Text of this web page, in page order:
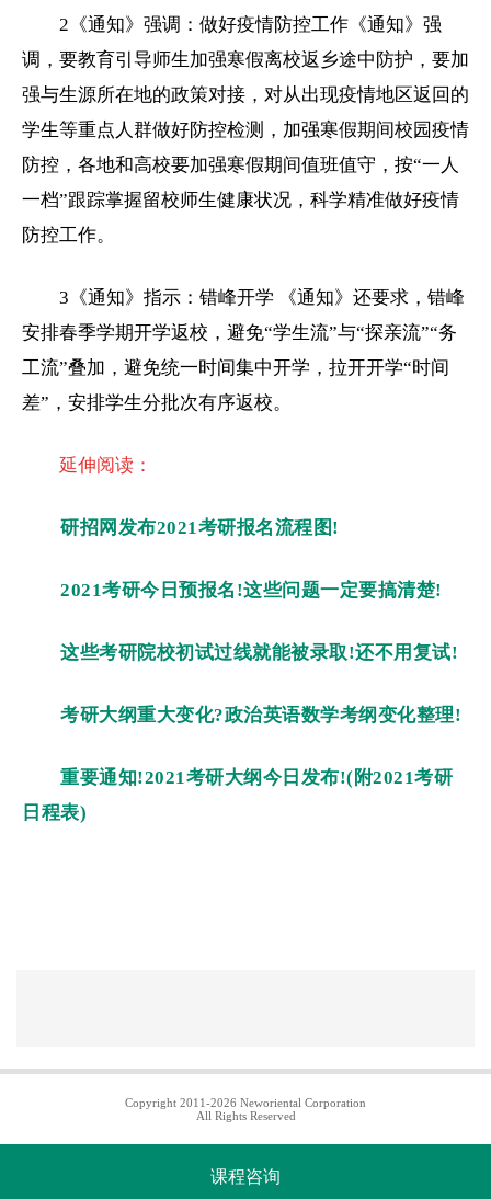
2《通知》强调：做好疫情防控工作《通知》强
调，要教育引导师生加强寒假离校返乡途中防护，要加
强与生源所在地的政策对接，对从出现疫情地区返回的
学生等重点人群做好防控检测，加强寒假期间校园疫情
防控，各地和高校要加强寒假期间值班值守，按“一人
一档”跟踪掌握留校师生健康状况，科学精准做好疫情
防控工作。
3《通知》指示：错峰开学 《通知》还要求，错峰
安排春季学期开学返校，避免“学生流”与“探亲流”“务
工流”叠加，避免统一时间集中开学，拉开开学“时间
差”，安排学生分批次有序返校。
延伸阅读：
研招网发布2021考研报名流程图!
2021考研今日预报名!这些问题一定要搞清楚!
这些考研院校初试过线就能被录取!还不用复试!
考研大纲重大变化?政治英语数学考纲变化整理!
重要通知!2021考研大纲今日发布!(附2021考研
日程表)
Copyright 2011-2026 Neworiental Corporation
All Rights Reserved
课程咨询